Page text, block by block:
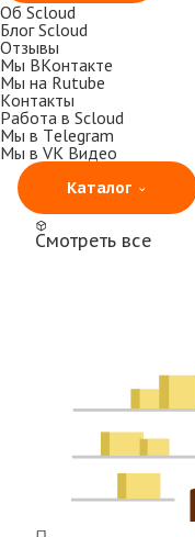
Об Scloud
Блог Scloud
Отзывы
Мы ВКонтакте
Мы на Rutube
Контакты
Работа в Scloud
Мы в Telegram
Мы в VK Видео
Каталог
Смотреть все